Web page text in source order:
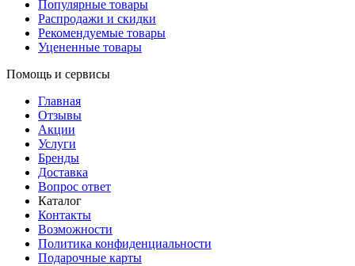
Популярные товары
Распродажи и скидки
Рекомендуемые товары
Уцененные товары
Помощь и сервисы
Главная
Отзывы
Акции
Услуги
Бренды
Доставка
Вопрос ответ
Каталог
Контакты
Возможности
Политика конфиденциальности
Подарочные карты